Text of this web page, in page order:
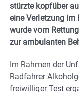
stürzte kopfüber
eine Verletzung im
wurde vom
zur ambulanten
Im Rahmen der
Radfahrer
freiwilliger Test